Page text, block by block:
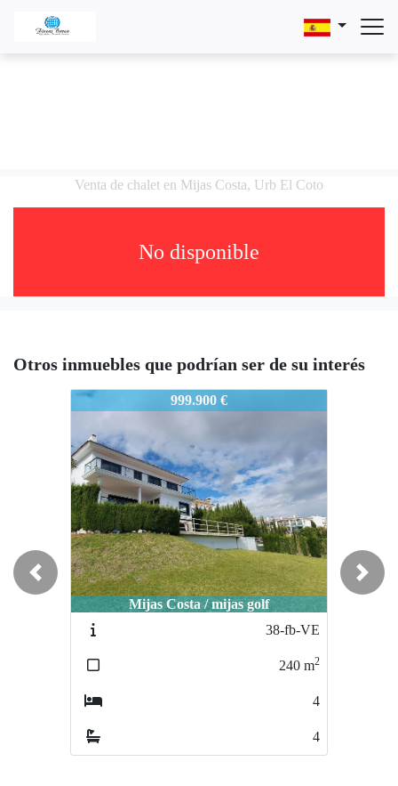
Venta de chalet en Mijas Costa, Urb El Coto
No disponible
Otros inmuebles que podrían ser de su interés
1621-FB
999.900 €
Mijas Costa / mijas golf
38-fb-VE
240 m2
4
4
Previous Next